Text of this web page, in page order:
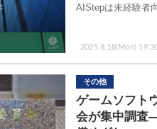
2025.8.18(Mon)
AIStepは未経験者
その他
ゲームソフト
会が集中調査